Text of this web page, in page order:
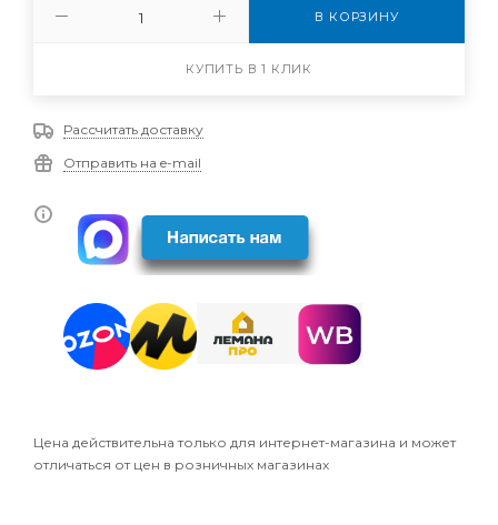
В КОРЗИНУ
КУПИТЬ В 1 КЛИК
Рассчитать доставку
Отправить на e-mail
Цена действительна только для интернет-магазина и может
отличаться от цен в розничных магазинах